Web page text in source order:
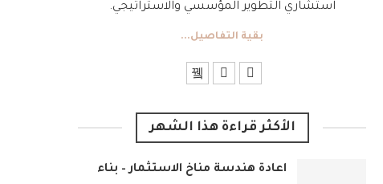
استشاري التطوير المؤسسي والاستراتيجي.
بقية التفاصيل...
الأكثر قراءة هذا الشهر
اعادة هندسة مناخ الاستثمار – بناء